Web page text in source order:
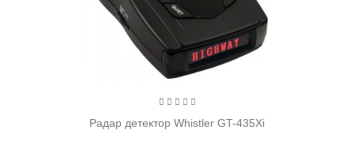
Радар детектор Whistler GT-435Xi